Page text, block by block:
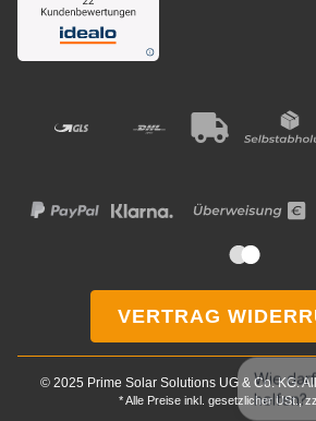
VERTRAG
© 2025 Prime Solar Solutions UG & Co. KG.
* Alle Preise inkl. gesetzlicher USt.,
Wie
helfen?